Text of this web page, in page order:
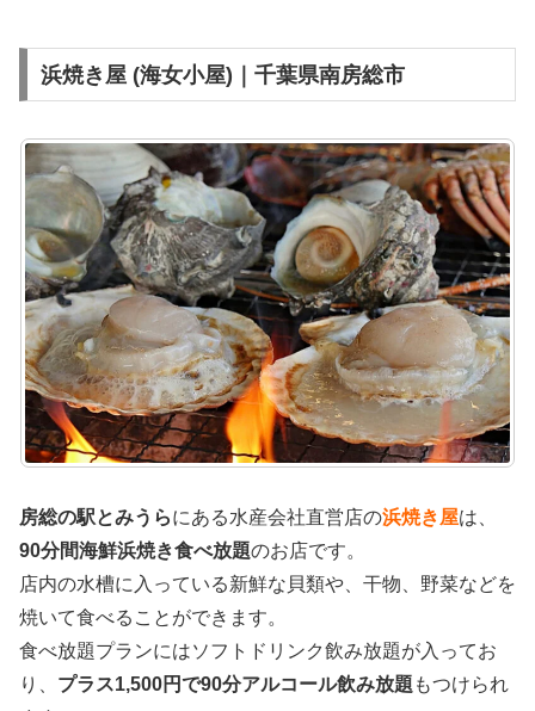
浜焼き屋 (海女小屋)｜千葉県南房総市
房総の駅とみうらにある水産会社直営店の浜焼き屋は、
90分間海鮮浜焼き食べ放題のお店です。
店内の水槽に入っている新鮮な貝類や、干物、野菜などを
焼いて食べることができます。
食べ放題プランにはソフトドリンク飲み放題が入ってお
り、 プラス1,500円で90分アルコール飲み放題 もつけられ